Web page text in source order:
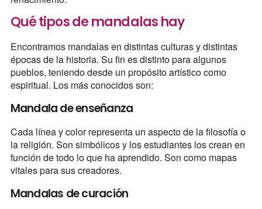
Qué tipos de mandalas hay
Encontramos mandalas en distintas culturas y distintas
épocas de la historia. Su fin es distinto para algunos
pueblos, teniendo desde un propósito artístico como
espiritual. Los más conocidos son:
Mandala de enseñanza
Cada línea y color representa un aspecto de la filosofía o
la religión. Son simbólicos y los estudiantes los crean en
función de todo lo que ha aprendido. Son como mapas
vitales para sus creadores.
Mandalas de curación